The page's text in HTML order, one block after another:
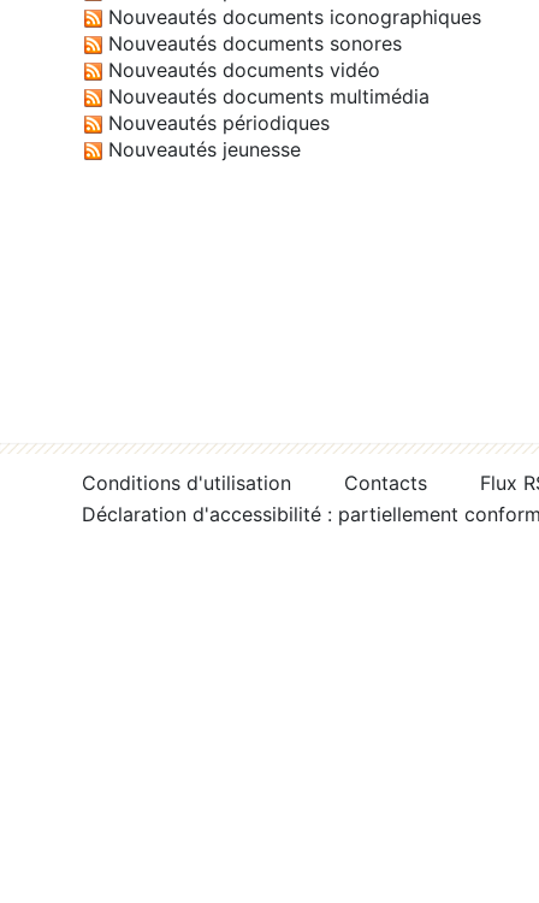
Nouveautés documents iconographiques
Nouveautés documents sonores
Nouveautés documents vidéo
Nouveautés documents multimédia
Nouveautés périodiques
Nouveautés jeunesse
Conditions d'utilisation Contacts
Flux
Déclaration d'accessibilité : partiellement